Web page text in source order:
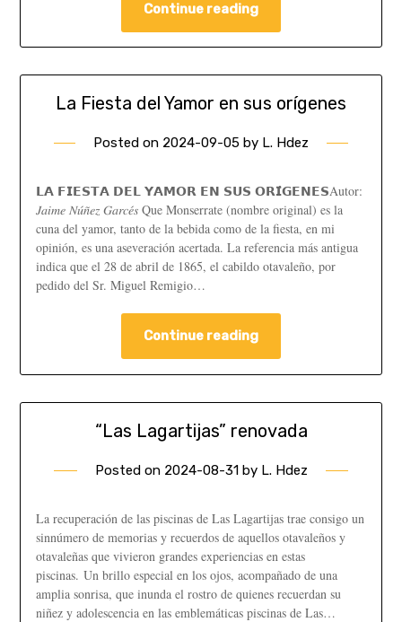
Continue reading
La Fiesta del Yamor en sus orígenes
Posted on 2024-09-05 by L. Hdez
𝗟𝗔 𝗙𝗜𝗘𝗦𝗧𝗔 𝗗𝗘𝗟 𝗬𝗔𝗠𝗢𝗥 𝗘𝗡 𝗦𝗨𝗦 𝗢𝗥𝗜́𝗚𝗘𝗡𝗘𝗦Autor:
𝐽𝑎𝑖𝑚𝑒 𝑁𝑢́𝑛̃𝑒𝑧 𝐺𝑎𝑟𝑐𝑒́𝑠 Que Monserrate (nombre original) es la
cuna del yamor, tanto de la bebida como de la fiesta, en mi
opinión, es una aseveración acertada. La referencia más antigua
indica que el 28 de abril de 1865, el cabildo otavaleño, por
pedido del Sr. Miguel Remigio…
Continue reading
“Las Lagartijas” renovada
Posted on 2024-08-31by L. Hdez
La recuperación de las piscinas de Las Lagartijas trae consigo un
sinnúmero de memorias y recuerdos de aquellos otavaleños y
otavaleñas que vivieron grandes experiencias en estas
piscinas. Un brillo especial en los ojos, acompañado de una
amplia sonrisa, que inunda el rostro de quienes recuerdan su
niñez y adolescencia en las emblemáticas piscinas de Las…